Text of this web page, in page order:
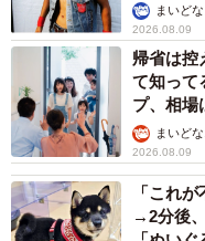
まいど
2026.08.09
帰省は控
て知って
プ、相場
まいど
2026.08.09
「これ
→2分後